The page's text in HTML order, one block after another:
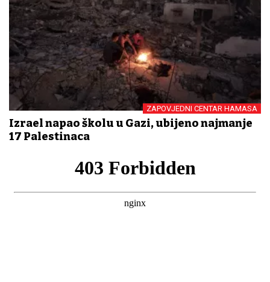
ZAPOVJEDNI CENTAR HAMASA
Izrael napao školu u Gazi, ubijeno najmanje
17 Palestinaca